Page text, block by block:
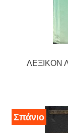
ΛΕΞΙΚΌΝ
Σπάνιο